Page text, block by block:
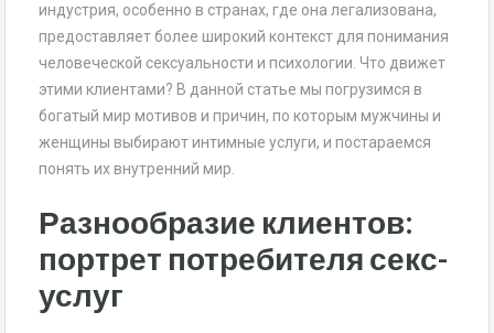
индустрия, особенно в странах, где она легализована,
предоставляет более широкий контекст для понимания
человеческой сексуальности и психологии. Что движет
этими клиентами? В данной статье мы погрузимся в
богатый мир мотивов и причин, по которым мужчины и
женщины выбирают интимные услуги, и постараемся
понять их внутренний мир.
Разнообразие клиентов:
портрет потребителя секс-
услуг